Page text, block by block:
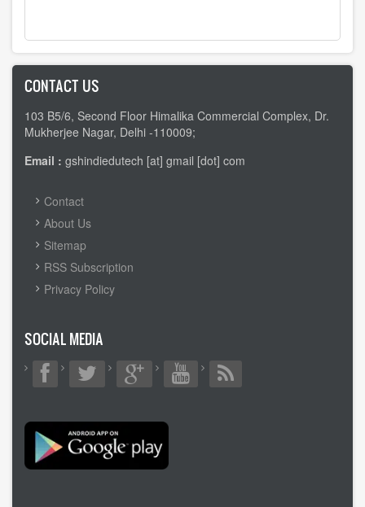
CONTACT US
103 B5/6, Second Floor Himalika Commercial Complex, Dr.
Mukherjee Nagar, Delhi -110009;
Email : gshindiedutech [at] gmail [dot] com
FOOTER
MENU
Contact
About Us
Sitemap
RSS Subscription
Privacy Policy
SOCIAL MEDIA